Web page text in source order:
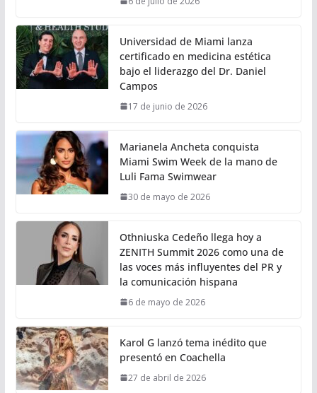
Universidad de Miami lanza
certificado en medicina estética
bajo el liderazgo del Dr. Daniel
Campos
17 de junio de 2026
Marianela Ancheta conquista
Miami Swim Week de la mano de
Luli Fama Swimwear
30 de mayo de 2026
Othniuska Cedeño llega hoy a
ZENITH Summit 2026 como una de
las voces más influyentes del PR y
la comunicación hispana
6 de mayo de 2026
Karol G lanzó tema inédito que
presentó en Coachella
27 de abril de 2026